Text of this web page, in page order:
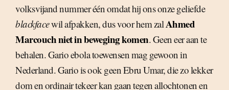
volksvijand nummer één omdat hij ons onze geliefde
blackfacewil afpakken, dus voor hem zalAhmed
Marcouch niet in beweging komen. Geen eer aan te
behalen. Gario ebola toewensen mag gewoon in
Nederland. Gario is ook geen Ebru Umar, die zo lekker
dom en ordinair tekeer kan gaan tegen allochtonen en